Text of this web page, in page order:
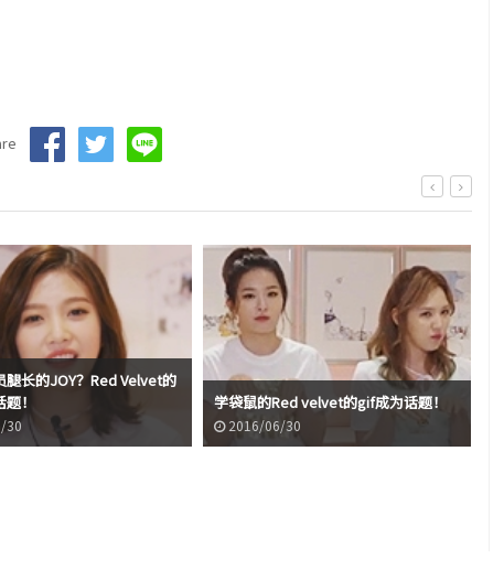
腿长的JOY？Red Velvet的
！
30
学袋鼠的Red velvet的gif成为话题！
2016/06/30